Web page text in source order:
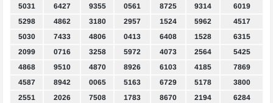
5031
6427 9355 0561 8725 9314
6019
5298
4862 3180 2957 1524 5962
4517
5030
7433 4806 0413 6408 1528
6315
2099
0716 3258 5972 4073 2564
5425
4868
9510 4870 8926 6103 4185
7869
4587
8942 0065 5163 6729 5178
3800
2551
2026 7508 1783 8670 2194
6284